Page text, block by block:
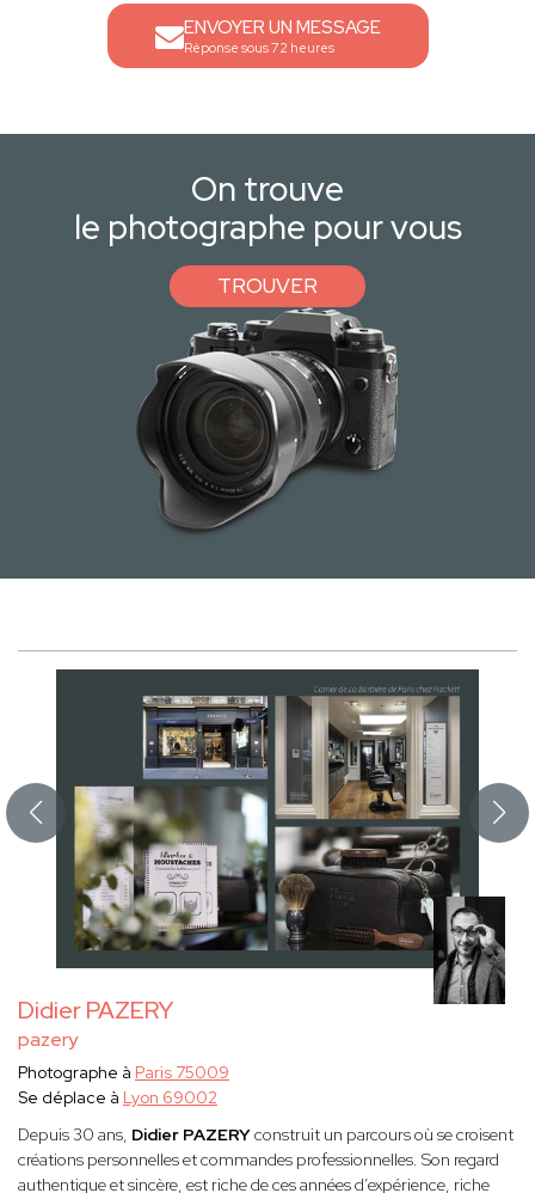
ENVOYER UN MESSAGE
Réponse sous 72 heures
On trouve
le photographe pour vous
TROUVER
Didier PAZERY
pazery
Photographe à Paris 75009
Se déplace à Lyon 69002
Depuis 30 ans, Didier PAZERYconstruit un parcours où se croisent
créations personnelles et commandes professionnelles. Son regard
authentique et sincère, est riche de ces années d’expérience, riche